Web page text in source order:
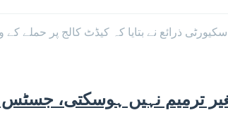
ترمیم نہیں ہوسکتی،